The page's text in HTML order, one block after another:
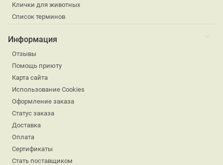
Клички для животных
Список терминов
Информация
Отзывы
Помощь приюту
Карта сайта
Использование Cookies
Оформление заказа
Статус заказа
Доставка
Оплата
Сертификаты
Стать поставщиком